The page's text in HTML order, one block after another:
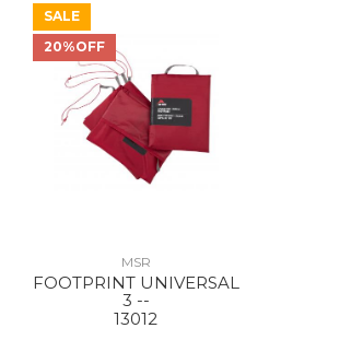
SALE
20%OFF
MSR
FOOTPRINT UNIVERSAL
3 --
13012